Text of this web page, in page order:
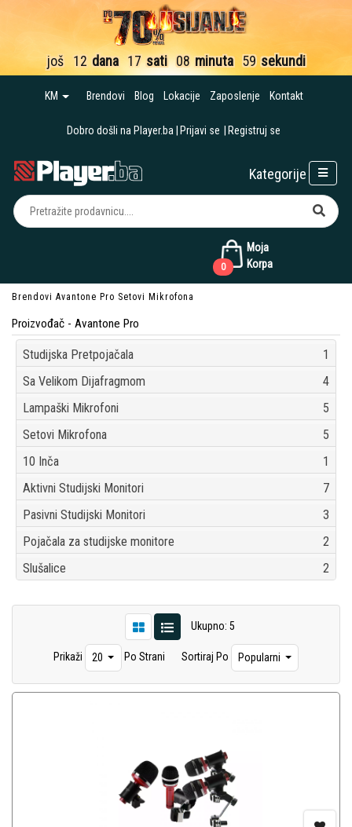
još 12 dana 17 sati 08 minuta 58 sekundi
KM Brendovi Blog Lokacije Zaposlenje Kontakt
Dobro došli na Player.ba Prijavi se Registruj se
Moja
Korpa
0
Kategorije
Brendovi Avantone Pro Setovi Mikrofona
Proizvođač - Avantone Pro
Studijska Pretpojačala
1
Sa Velikom Dijafragmom
4
Lampaški Mikrofoni
5
Setovi Mikrofona
5
10 Inča
1
Aktivni Studijski Monitori
7
Pasivni Studijski Monitori
3
Pojačala za studijske monitore
2
Slušalice
2
Ukupno: 5
Prikaži 20 Po Strani Sortiraj Po Popularni